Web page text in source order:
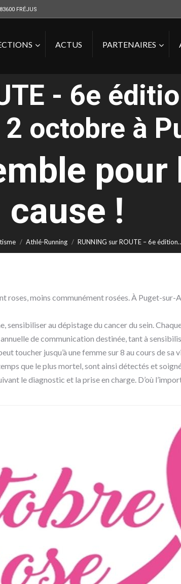
FRÉJUS
ACTUS PARTENAIRES
- 6e
2 octobre à
pour
cause !
Vous êtes ici :
Athlé-Running RUNNING sur ROUTE – 6e
moins communément rosées. À Puget-sur-
au dépistage du cancer du sein.
de communication destinée, tant à
toucher jusqu’à une femme sur 8 au cours de sa
que le plus mortel, sont ainsi détectés et
le diagnostic et la prise en charge. D’où